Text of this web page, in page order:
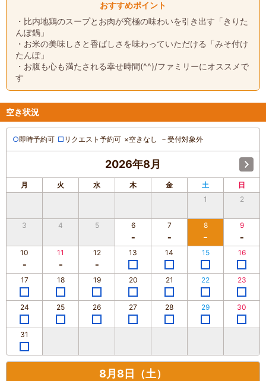
おすすめポイント
・比内地鶏のスープとお肉が究極の味わいを引き出す「きりた
んぽ鍋」
・お米の美味しさと香ばしさを味わっていただける「みそ付け
たんぽ」
・お腹も心も満たされる幸せ時間(^^)/ファミリーにオススメで
す
空き状況
○即時予約可 □ リクエスト予約可 ×空きなし － 受付対象外
2026年8月
月 火 水 木 金 土
日
1
2
3 4 5 6 7 8 9
10 11 12 13 14 15 16
17 18 19 20 21 22 23
24 25 26 27 28 29 30
31
8月8日（土）